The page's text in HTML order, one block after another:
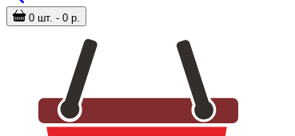
0 шт. - 0 р.